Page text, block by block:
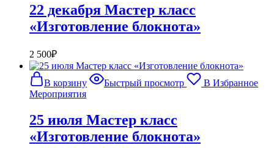
22 декабря Мастер класс
«Изготовление блокнота»
2 500₽
В корзину Быстрый просмотр
В Избранное
Мероприятия
25 июля Мастер класс
«Изготовление блокнота»